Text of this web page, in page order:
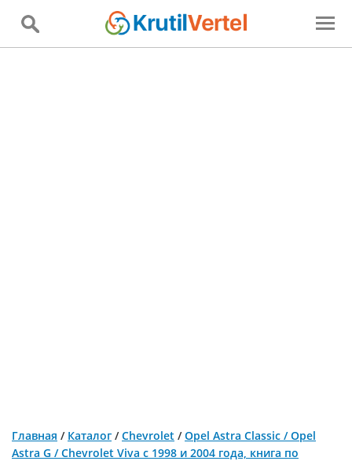
Главная / Каталог /Chevrolet /Opel Astra Classic / Opel
Astra G / Chevrolet Viva с 1998 и 2004 года, книга по